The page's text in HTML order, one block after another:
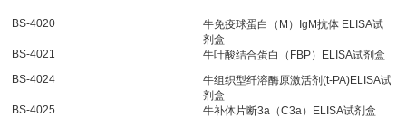
BS-4020
牛免疫球蛋白（M）IgM抗体 ELISA试
剂盒
BS-4021
牛叶酸结合蛋白（FBP）ELISA试剂盒
BS-4024
牛组织型纤溶酶原激活剂(t-PA)ELISA试
剂盒
BS-4025
牛补体片断3a（C3a）ELISA试剂盒